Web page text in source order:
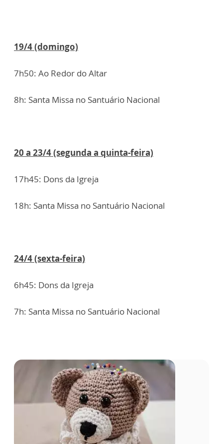
19/4 (domingo)
7h50: Ao Redor do Altar
8h: Santa Missa no Santuário Nacional
20 a 23/4 (segunda a quinta-feira)
17h45: Dons da Igreja
18h: Santa Missa no Santuário Nacional
24/4 (sexta-feira)
6h45: Dons da Igreja
7h: Santa Missa no Santuário Nacional